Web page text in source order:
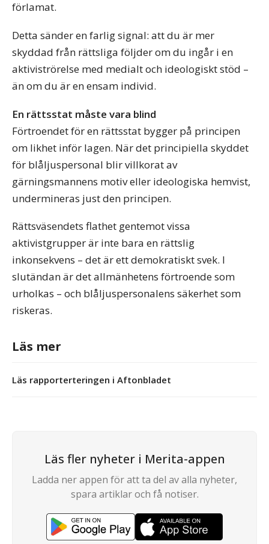
förlamat.
Detta sänder en farlig signal: att du är mer
skyddad från rättsliga följder om du ingår i en
aktiviströrelse med medialt och ideologiskt stöd –
än om du är en ensam individ.
En rättsstat måste vara blind
Förtroendet för en rättsstat bygger på principen
om likhet inför lagen. När det principiella skyddet
för blåljuspersonal blir villkorat av
gärningsmannens motiv eller ideologiska hemvist,
undermineras just den principen.
Rättsväsendets flathet gentemot vissa
aktivistgrupper är inte bara en rättslig
inkonsekvens – det är ett demokratiskt svek. I
slutändan är det allmänhetens förtroende som
urholkas – och blåljuspersonalens säkerhet som
riskeras.
Läs mer
Läs rapporterteringen i Aftonbladet
Läs fler nyheter i Merita-appen
Ladda ner appen för att ta del av alla nyheter,
spara artiklar och få notiser.